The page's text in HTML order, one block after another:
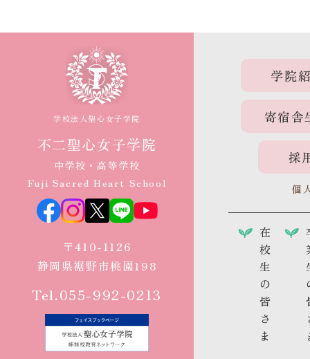
学校法人聖心女子学院
不二聖心女子学院
中学校・高等学校
Fuji Sacred Heart School
〒410-1126
静岡県裾野市桃園198
Tel.055-992-0213
学院
寄宿舎
採
個
在
校
生
の
皆
さ
ま